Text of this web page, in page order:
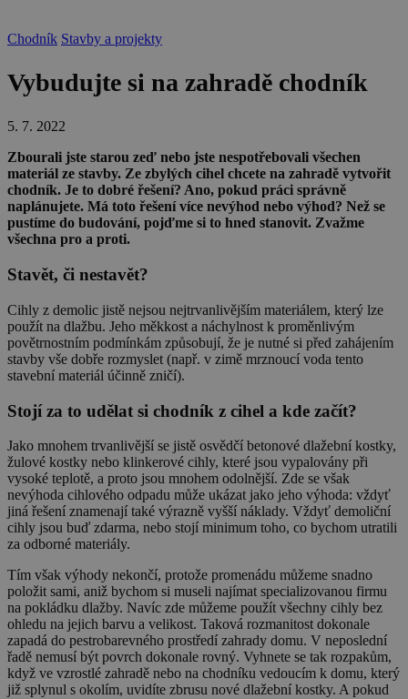
Chodník Stavby a projekty
Vybudujte si na zahradě chodník
5. 7. 2022
Zbourali jste starou zeď nebo jste nespotřebovali všechen
materiál ze stavby. Ze zbylých cihel chcete na zahradě vytvořit
chodník. Je to dobré řešení? Ano, pokud práci správně
naplánujete. Má toto řešení více nevýhod nebo výhod? Než se
pustíme do budování, pojďme si to hned stanovit. Zvažme
všechna pro a proti.
Stavět, či nestavět?
Cihly z demolic jistě nejsou nejtrvanlivějším materiálem, který lze
použít na dlažbu. Jeho měkkost a náchylnost k proměnlivým
povětrnostním podmínkám způsobují, že je nutné si před zahájením
stavby vše dobře rozmyslet (např. v zimě mrznoucí voda tento
stavební materiál účinně zničí).
Stojí za to udělat si chodník z cihel a kde začít?
Jako mnohem trvanlivější se jistě osvědčí betonové dlažební kostky,
žulové kostky nebo klinkerové cihly, které jsou vypalovány při
vysoké teplotě, a proto jsou mnohem odolnější. Zde se však
nevýhoda cihlového odpadu může ukázat jako jeho výhoda: vždyť
jiná řešení znamenají také výrazně vyšší náklady. Vždyť demoliční
cihly jsou buď zdarma, nebo stojí minimum toho, co bychom utratili
za odborné materiály.
Tím však výhody nekončí, protože promenádu můžeme snadno
položit sami, aniž bychom si museli najímat specializovanou firmu
na pokládku dlažby. Navíc zde můžeme použít všechny cihly bez
ohledu na jejich barvu a velikost. Taková rozmanitost dokonale
zapadá do pestrobarevného prostředí zahrady domu. V neposlední
řadě nemusí být povrch dokonale rovný. Vyhnete se tak rozpakům,
když ve vzrostlé zahradě nebo na chodníku vedoucím k domu, který
již splynul s okolím, uvidíte zbrusu nové dlažební kostky. A pokud